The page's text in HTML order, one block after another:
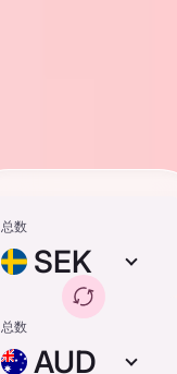
总数
SEK
总数
AUD